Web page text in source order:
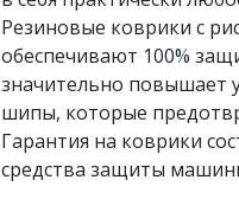
Резиновые коврики с
обеспечивают 100%
значительно повышает
шипы, которые
Гарантия на коврики
средства защиты